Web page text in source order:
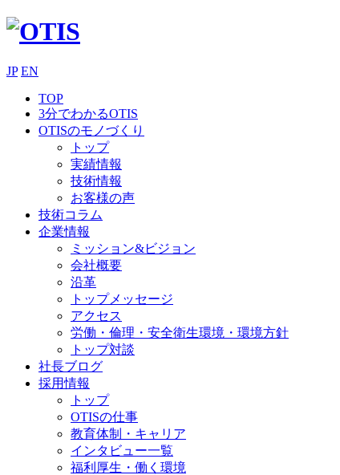
JP EN
TOP
3分でわかるOTIS
OTISのモノづくり
トップ
実績情報
技術情報
お客様の声
技術コラム
企業情報
ミッション&ビジョン
会社概要
沿革
トップメッセージ
アクセス
労働・倫理・安全衛生環境・環境方針
トップ対談
社長ブログ
採用情報
トップ
OTISの仕事
教育体制・キャリア
インタビュー一覧
福利厚生・働く環境